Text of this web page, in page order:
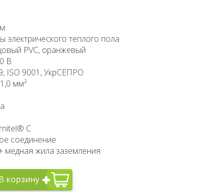
теплого пола
PVC, оранжевый
В
ISO 9001, УкрСЕПРО
мм²
C
соединение
медная жила заземления
корзину